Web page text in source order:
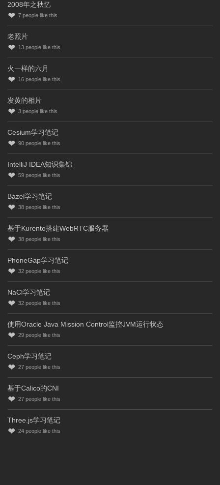
2008年之秋忆
7 people like this
老照片
13 people like this
火一样的六月
16 people like this
发黄的相片
3 people like this
Cesium学习笔记
90 people like this
IntelliJ IDEA知识集锦
59 people like this
Bazel学习笔记
38 people like this
基于Kurento搭建WebRTC服务器
38 people like this
PhoneGap学习笔记
32 people like this
NaCl学习笔记
32 people like this
使用Oracle Java Mission Control监控JVM运行状态
29 people like this
Ceph学习笔记
27 people like this
基于Calico的CNI
27 people like this
Three.js学习笔记
24 people like this